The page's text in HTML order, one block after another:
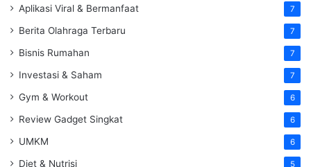
Aplikasi Viral & Bermanfaat 7
Berita Olahraga Terbaru 7
Bisnis Rumahan 7
Investasi & Saham 7
Gym & Workout 6
Review Gadget Singkat 6
UMKM 6
Diet & Nutrisi 5